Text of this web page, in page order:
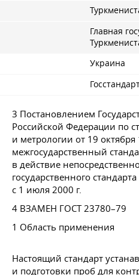
Главная
Украина
3 Постановлением
Российской Федерации по
и метрологии от 19 октября
межгосударственный
в действие
государственного
с 1 июля 2000 г.
4 ВЗАМЕН ГОСТ 23780–79
1 Область применения
Настоящий стандарт
и подготовки проб для